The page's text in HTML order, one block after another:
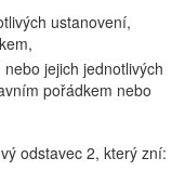
ustanovení,
jejich jednotlivých
pořádkem nebo
odstavec 2, který zní: